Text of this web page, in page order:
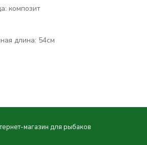
композит
длина: 54см
магазин для рыбаков